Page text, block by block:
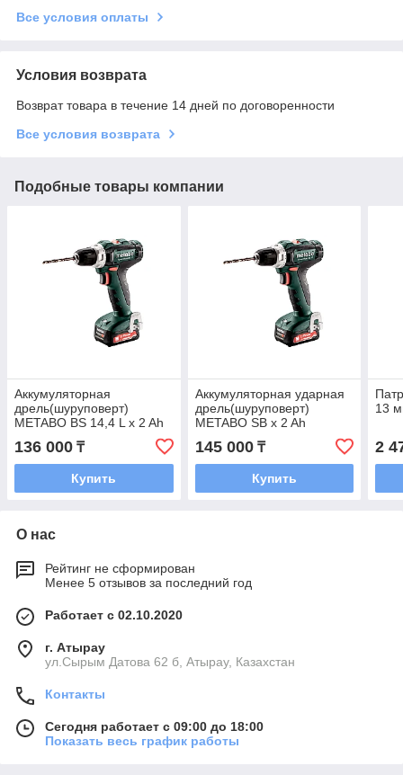
Все условия оплаты
Условия возврата
Возврат товара в течение 14 дней по договоренности
Все условия возврата
Подобные товары компании
Аккумуляторная
дрель(шуруповерт)
METABO BS 14,4 L x 2 Ah
136 000 ₸
Купить
Аккумуляторная ударная
дрель(шуруповерт)
METABO SB x 2 Ah
145 000₸
Купить
13
2
О нас
Рейтинг не сформирован
Менее 5 отзывов за последний год
Работает с 02.10.2020
г. Атырау
ул.Сырым Датова 62 б, Атырау, Казахстан
Контакты
Сегодня работает с 09:00 до 18:00
Показать весь график работы